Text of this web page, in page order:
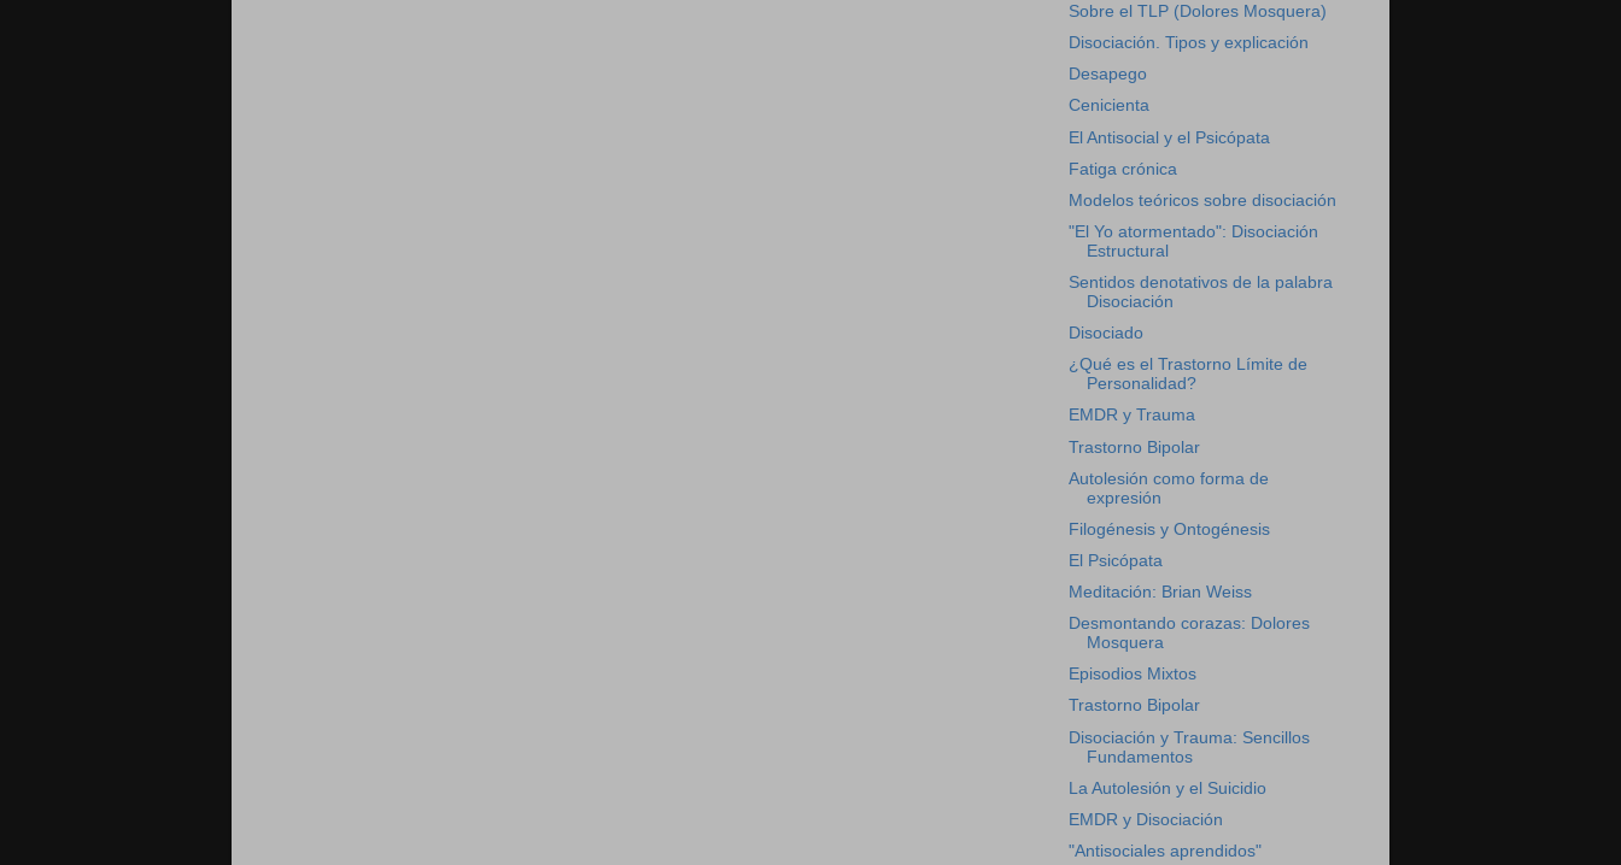
Sobre el TLP (Dolores Mosquera)
Disociación. Tipos y explicación
Desapego
Cenicienta
El Antisocial y el Psicópata
Fatiga crónica
Modelos teóricos sobre disociación
"El Yo atormentado": Disociación
Estructural
Sentidos denotativos de la palabra
Disociación
Disociado
¿Qué es el Trastorno Límite de
Personalidad?
EMDR y Trauma
Trastorno Bipolar
Autolesión como forma de
expresión
Filogénesis y Ontogénesis
El Psicópata
Meditación: Brian Weiss
Desmontando corazas: Dolores
Mosquera
Episodios Mixtos
Trastorno Bipolar
Disociación y Trauma: Sencillos
Fundamentos
La Autolesión y el Suicidio
EMDR y Disociación
"Antisociales aprendidos"